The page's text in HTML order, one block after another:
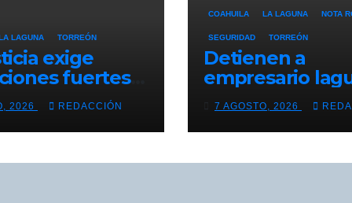
LAGUNA TORREÓN
exige
fuertes”:
Miguel
2026 REDACCIÓN
COAHUILA LA LAGUNA NOTA
SEGURIDAD TORREÓN
Detienen a
empresario
durante
seguridad
7 AGOSTO, 2026